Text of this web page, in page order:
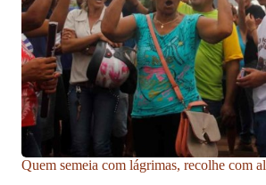
Quem semeia com lágrimas, recolhe com